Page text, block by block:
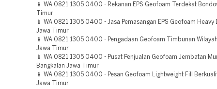
📱 WA 0821 1305 0400 - Rekanan EPS Geofoam Terdekat
Timur
📱 WA 0821 1305 0400 - Jasa Pemasangan EPS Geofoam Heavy
Jawa Timur
📱 WA 0821 1305 0400 - Pengadaan Geofoam Timbunan
Jawa Timur
📱 WA 0821 1305 0400 - Pusat Penjualan Geofoam Jembatan
Bangkalan Jawa Timur
📱 WA 0821 1305 0400 - Pesan Geofoam Lightweight Fill
Jawa Timur